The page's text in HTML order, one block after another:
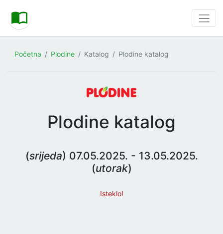
Početna Plodine Katalog Plodine katalog
Plodine katalog
(srijeda) 07.05.2025. - 13.05.2025.
(utorak)
Isteklo!